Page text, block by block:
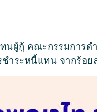
นผู้กู้ คณะกรรมการด
ำระหนี้แทน จากร้อย